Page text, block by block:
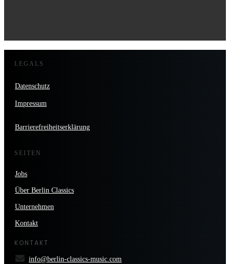
LEGALS
Datenschutz
Impressum
Barrierefreiheitserklärung
SEITEN
Jobs
Über Berlin Classics
Unternehmen
Kontakt
KONTAKT
info@berlin-classics-music.com